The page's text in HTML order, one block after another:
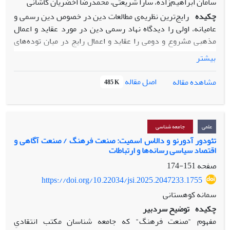
چکیده رایج‌ترین نظریه‌ی مطالعات دین در خصوص دین رسمی و
عامیانه، اولی را دیدگاه نهاد رسمی دین در مورد عقاید و اعمال
مذهبی مشروع و دومی را عقاید و اعمال رایج در میان توده‌های
مردم می‌داند. نظر به نبود سازمان رسمی دینی در جوامع اسلامی،
صورت‌بندی متفاوتی ارائه شده که دین رسمی را آرای هنجارین
علمای مذهبی در مورد باورهای مذهبی مشروع می‌داند. در مورد
کردستان با صورت متفاوتی از اسلام به نام اسلام صوفیانه طرفیم
که کاربست نظریه اخیر را نیز با مشکل مواجه می‌کند. بر این
تمایز میان عامیانه و رسمی در اسلام را بر اساس شکل تجربه دینی
تعریف می‌کند. بدین منظور ابتدا بر اساس روش تاریخی،
فرآیندهای تاریخی اثرگذار بر شکل‌گیری اسلام صوفیانه را بررسی
کرده‌ایم و در نهایت به تحلیلی نظری در مورد صورت‌بندی جدیدی
از تمایز میان صورت‌های عامیانه و رسمی اسلام دست زده‌ایم
بیشتر
مشاهده مقاله
اصل مقاله 485 K
علمی جامعه شناسی
تئودور آدورنو و دالاس اسمیت: صنعت فرهنگ / صنعت آگاهی و
اقتصاد سیاسی رسانه‌ها و ارتباطات
صفحه151-174
https://doi.org/10.22034/jsi.2025.2047233.1755
سمانه کوهستانی
چکیده توضیح سردبیر
مفهوم "صنعت فرهنگ" که جامعه شناسان مکتب انتقادیِ